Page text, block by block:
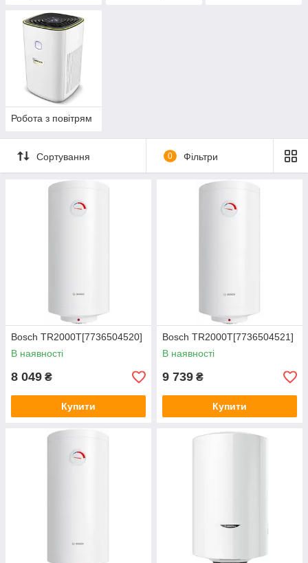
Робота з повітрям
Сортування 0 Фільтри
Bosch TR2000T[7736504520]
В наявності
8 049 ₴
Купити
Bosch TR2000T[7736504521]
В наявності
9 739 ₴
Купити